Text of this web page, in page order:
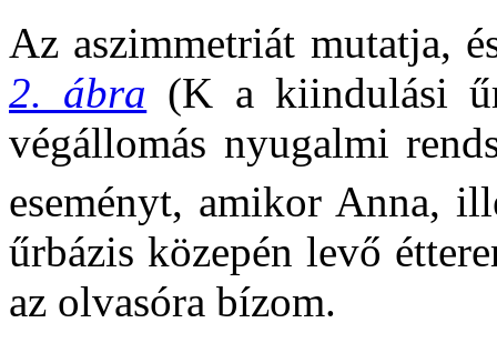
Az aszimmetriát mutatja,
2. ábra (K a kiindulási
végállomás nyugalmi
eseményt, amikor Anna,
űrbázis közepén levő
az olvasóra bízom.